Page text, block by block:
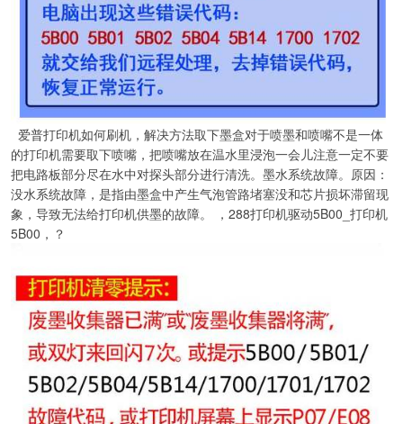
爱普打印机如何刷机，解决方法取下墨盒对于喷墨和喷嘴不是一体
的打印机需要取下喷嘴，把喷嘴放在温水里浸泡一会儿注意一定不要
把电路板部分尽在水中对探头部分进行清洗。墨水系统故障。原因：
没水系统故障，是指由墨盒中产生气泡管路堵塞没和芯片损坏滞留现
象，导致无法给打印机供墨的故障。 ，288打印机驱动5B00_打印机
5B00，？